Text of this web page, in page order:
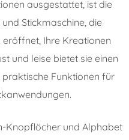
ausgestattet, ist die
Stickmaschine, die
Ihre Kreationen
und leise bietet sie einen
Funktionen für
Knopflöcher und Alphabet